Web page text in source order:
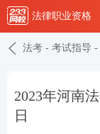
法律职业资格
法考 - 考试指导 -
2023年河南
日